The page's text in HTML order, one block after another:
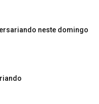
neste domingo